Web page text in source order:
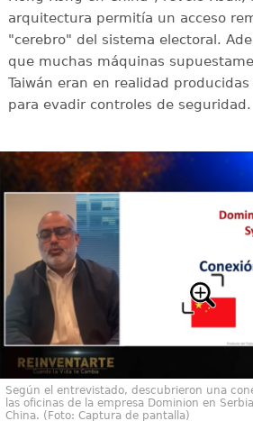
arquitectura permitía un acceso
"cerebro" del sistema electoral.
que muchas máquinas
Taiwán eran en realidad
para evadir controles de seguridad.
Según el entrevistado, descubrieron una
las oficinas de la empresa Dominion en
China. (Foto: Captura de pantalla)